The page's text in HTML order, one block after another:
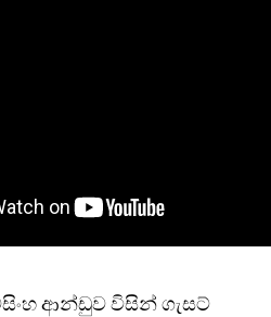
ආන්ඩුව විසින් ගැසට්